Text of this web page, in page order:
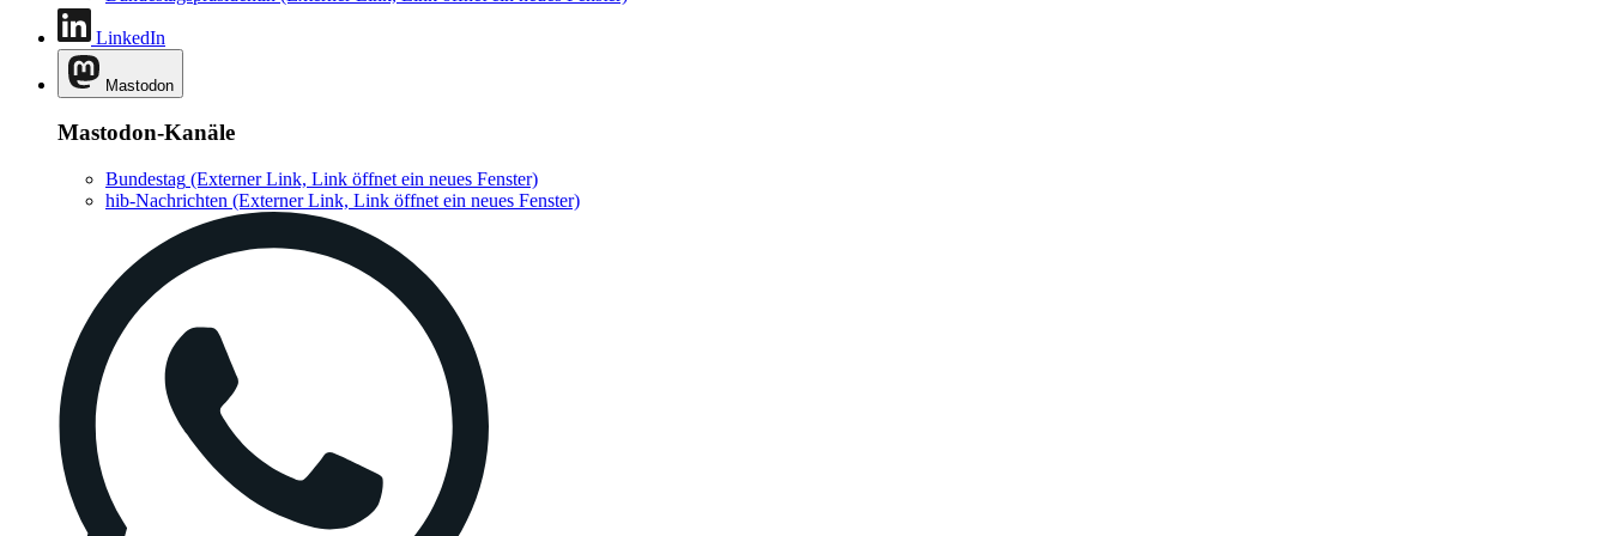
LinkedIn
Mastodon
Mastodon-Kanäle
Bundestag (Externer Link, Link öffnet ein neues Fenster)
hib-Nachrichten (Externer Link, Link öffnet ein neues Fenster)